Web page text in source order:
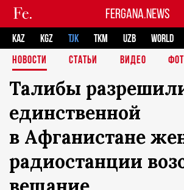
FERGANA.NEWS
KAZ KGZ TJK TKM UZB
WORLD
НОВОСТИ
СТАТЬИ ВИДЕО
Талибы
единственной
в Афганистане
радиостанции